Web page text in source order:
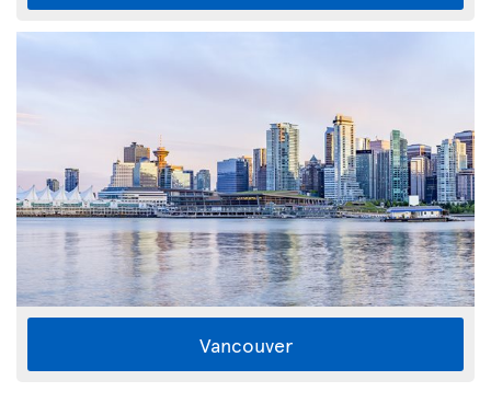
Vancouver